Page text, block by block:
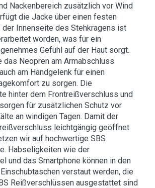
Nackenbereich zusätzlich vor Wind
die Jacke über einen festen
der Innenseite des Stehkragens ist
worden, was für ein
Gefühl auf der Haut sorgt.
das Neopren am Armabschluss
am Handgelenk für einen
zu sorgen. Die
hinter dem Frontreißverschluss und
für zusätzlichen Schutz vor
an windigen Tagen. Damit der
leichtgängig geöffnet
wir auf hochwertige SBS
Habseligkeiten wie der
und das Smartphone können in den
verstaut werden, die
Reißverschlüssen ausgestattet sind